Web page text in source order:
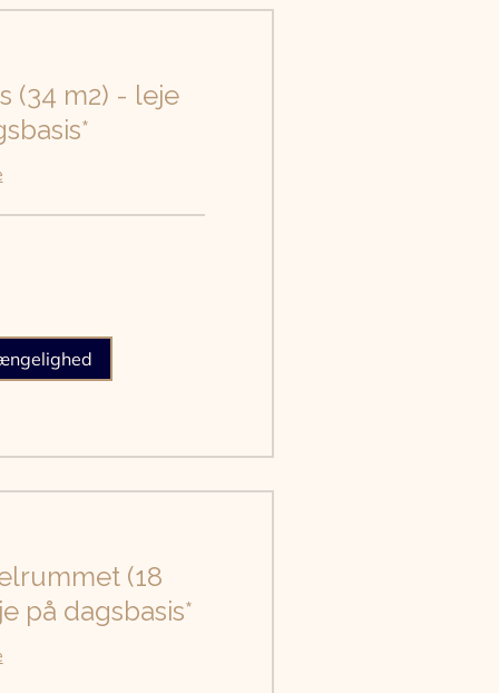
(34 m2) - leje
(18
på dagsbasis*